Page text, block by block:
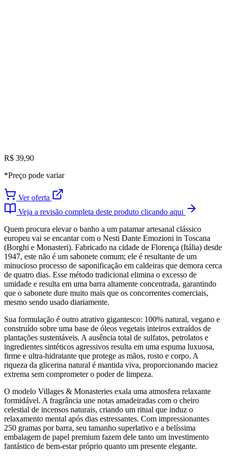
R$ 39,90
*Preço pode variar
Ver oferta
Veja a revisão completa deste produto clicando aqui
Quem procura elevar o banho a um patamar artesanal clássico
europeu vai se encantar com o Nesti Dante Emozioni in Toscana
(Borghi e Monasteri). Fabricado na cidade de Florença (Itália) desde
1947, este não é um sabonete comum; ele é resultante de um
minucioso processo de saponificação em caldeiras que demora cerca
de quatro dias. Esse método tradicional elimina o excesso de
umidade e resulta em uma barra altamente concentrada, garantindo
que o sabonete dure muito mais que os concorrentes comerciais,
mesmo sendo usado diariamente.
Sua formulação é outro atrativo gigantesco: 100% natural, vegano e
construído sobre uma base de óleos vegetais inteiros extraídos de
plantações sustentáveis. A ausência total de sulfatos, petrolatos e
ingredientes sintéticos agressivos resulta em uma espuma luxuosa,
firme e ultra-hidratante que protege as mãos, rosto e corpo. A
riqueza da glicerina natural é mantida viva, proporcionando maciez
extrema sem comprometer o poder de limpeza.
O modelo Villages & Monasteries exala uma atmosfera relaxante
formidável. A fragrância une notas amadeiradas com o cheiro
celestial de incensos naturais, criando um ritual que induz o
relaxamento mental após dias estressantes. Com impressionantes
250 gramas por barra, seu tamanho superlativo e a belíssima
embalagem de papel premium fazem dele tanto um investimento
fantástico de bem-estar próprio quanto um presente elegante.